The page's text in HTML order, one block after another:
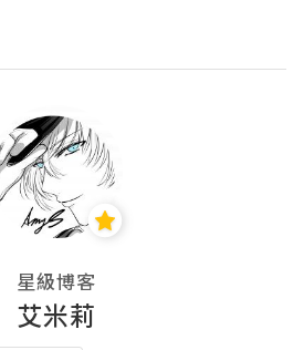
星級博客
艾米莉